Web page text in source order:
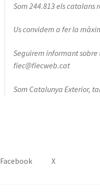
Som 244.813 els catalans
Us convidem a fer la
Seguirem informant
fiec@fiecweb.cat
Som Catalunya Exterior,
Facebook X